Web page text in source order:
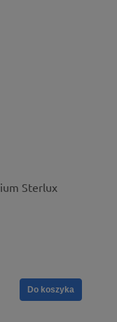
Sterlux
Do koszyka